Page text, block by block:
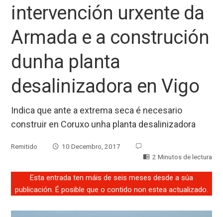
intervención urxente da
Armada e a construción
dunha planta
desalinizadora en Vigo
Indica que ante a extrema seca é necesario
construir en Coruxo unha planta desalinizadora
Remitido
10 Decembro, 2017
2 Minutos de lectura
Esta entrada ten máis de seis meses desde a súa
publicación. É posible que o contido non estea actualizado.